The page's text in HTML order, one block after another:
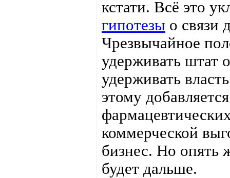
кстати. Всё это
гипотезы о связи
Чрезвычайное
удерживать штат
удерживать
этому
коммерческой
бизнес. Но опять
будет дальше.